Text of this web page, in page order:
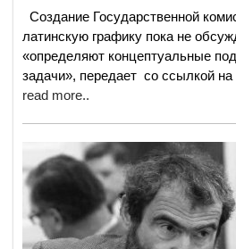
Создание Государственной
латинскую графику пока не
«определяют концептуальные
задачи», передает со ссылкой на
read more..